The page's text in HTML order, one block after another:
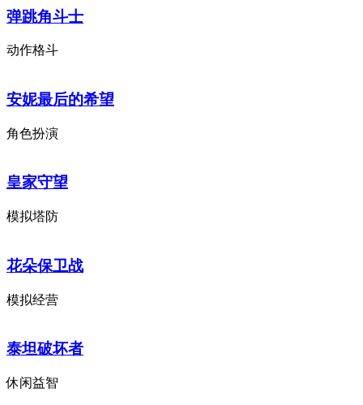
弹跳角斗士
动作格斗
安妮最后的希望
角色扮演
皇家守望
模拟塔防
花朵保卫战
模拟经营
泰坦破坏者
休闲益智